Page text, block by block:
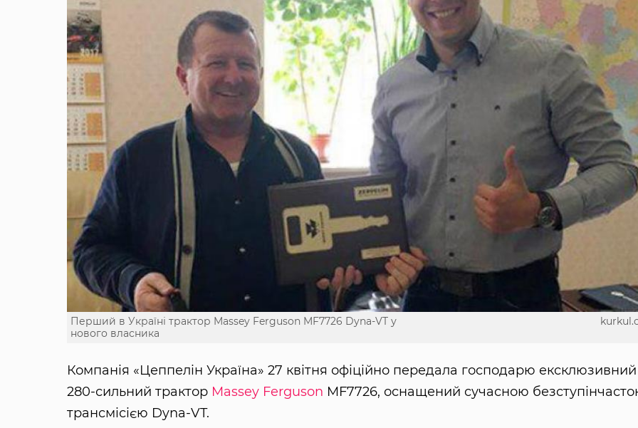
Перший в Україні трактор Massey Ferguson MF7726 Dyna-VT у
нового власника
Компанія «Цеппелін Україна» 27 квітня офіційно передала господарю ексклюзивний
280-сильний трактор Massey Ferguson MF7726, оснащений сучасною
трансмісією Dyna-VT.